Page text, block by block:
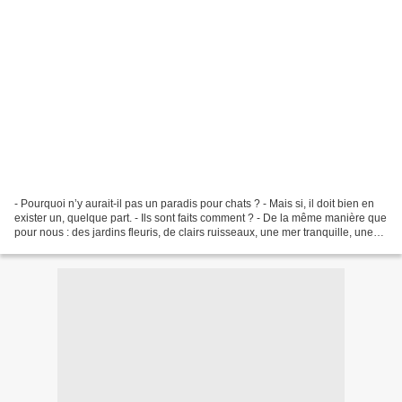
- Pourquoi n’y aurait-il pas un paradis pour chats ? - Mais si, il doit bien en
exister un, quelque part. - Ils sont faits comment ? - De la même manière que
pour nous : des jardins fleuris, de clairs ruisseaux, une mer tranquille, une